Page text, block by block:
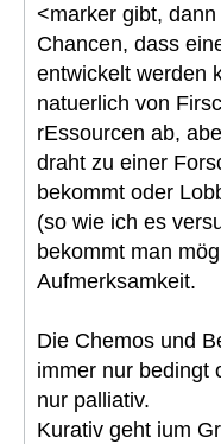
<marker gibt,
Chancen, dass
entwickelt werden
natuerlich von
rEssourcen ab,
draht zu einer
bekommt oder
(so wie ich es
bekommt man
Aufmerksamkeit.
Die Chemos und
immer nur bedingt
nur palliativ.
Kurativ geht ium